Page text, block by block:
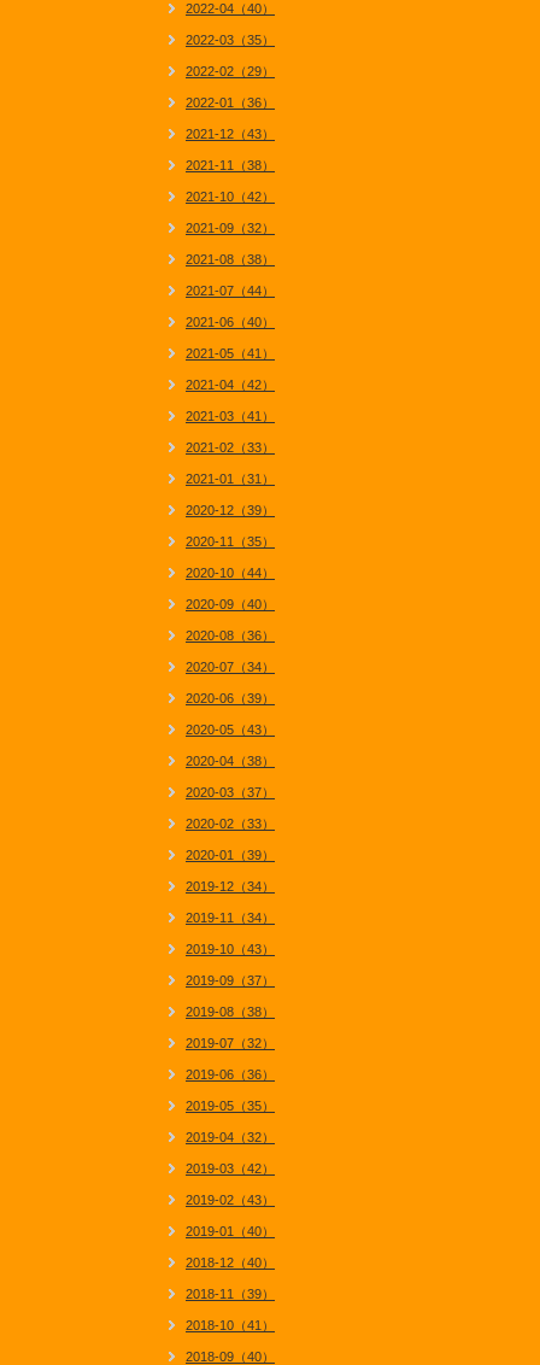
2022-04（40）
2022-03（35）
2022-02（29）
2022-01（36）
2021-12（43）
2021-11（38）
2021-10（42）
2021-09（32）
2021-08（38）
2021-07（44）
2021-06（40）
2021-05（41）
2021-04（42）
2021-03（41）
2021-02（33）
2021-01（31）
2020-12（39）
2020-11（35）
2020-10（44）
2020-09（40）
2020-08（36）
2020-07（34）
2020-06（39）
2020-05（43）
2020-04（38）
2020-03（37）
2020-02（33）
2020-01（39）
2019-12（34）
2019-11（34）
2019-10（43）
2019-09（37）
2019-08（38）
2019-07（32）
2019-06（36）
2019-05（35）
2019-04（32）
2019-03（42）
2019-02（43）
2019-01（40）
2018-12（40）
2018-11（39）
2018-10（41）
2018-09（40）